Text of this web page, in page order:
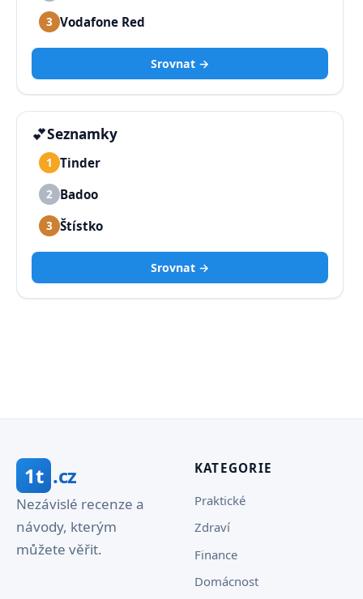
3 Vodafone Red
Srovnat →
💕Seznamky
1 Tinder
2 Badoo
3 Štístko
Srovnat →
1t .cz
Nezávislé recenze a
návody, kterým
můžete věřit.
KATEGORIE
Praktické
Zdraví
Finance
Domácnost